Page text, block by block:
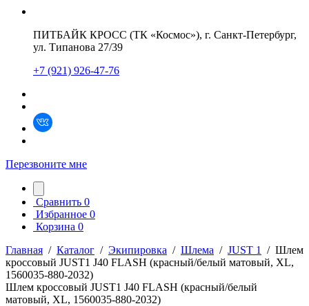
ПИТБАЙК КРОСС (ТК «Космос»), г. Санкт-Петербург,
ул. Типанова 27/39
+7 (921) 926-47-76
Перезвоните мне
Сравнить 0
Избранное 0
Корзина 0
Главная / Каталог / Экипировка / Шлема / JUST 1 / Шлем
кроссовый JUST1 J40 FLASH (красный/белый матовый, XL,
1560035-880-2032)
Шлем кроссовый JUST1 J40 FLASH (красный/белый
матовый, XL, 1560035-880-2032)